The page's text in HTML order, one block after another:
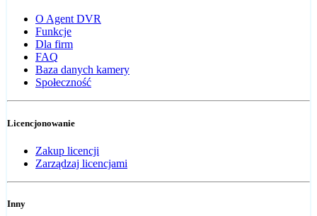
O Agent DVR
Funkcje
Dla firm
FAQ
Baza danych kamery
Społeczność
Licencjonowanie
Zakup licencji
Zarządzaj licencjami
Inny